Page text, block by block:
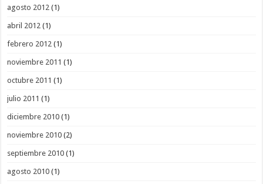
agosto 2012 (1)
abril 2012 (1)
febrero 2012 (1)
noviembre 2011 (1)
octubre 2011 (1)
julio 2011 (1)
diciembre 2010 (1)
noviembre 2010 (2)
septiembre 2010 (1)
agosto 2010 (1)